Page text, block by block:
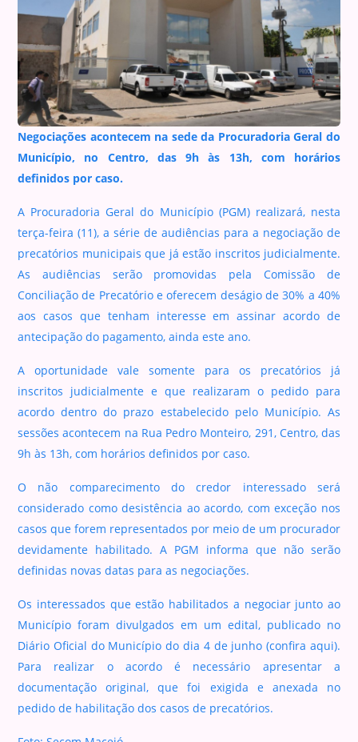
Negociações acontecem na sede da Procuradoria Geral do
Município, no Centro, das 9h às 13h, com horários
definidos por caso.
A Procuradoria Geral do Município (PGM) realizará, nesta
terça-feira (11), a série de audiências para a negociação de
precatórios municipais que já estão inscritos judicialmente.
As audiências serão promovidas pela Comissão de
Conciliação de Precatório e oferecem deságio de 30% a 40%
aos casos que tenham interesse em assinar acordo de
antecipação do pagamento, ainda este ano.
A oportunidade vale somente para os precatórios já
inscritos judicialmente e que realizaram o pedido para
acordo dentro do prazo estabelecido pelo Município. As
sessões acontecem na Rua Pedro Monteiro, 291, Centro, das
9h às 13h, com horários definidos por caso.
O não comparecimento do credor interessado será
considerado como desistência ao acordo, com exceção nos
casos que forem representados por meio de um procurador
devidamente habilitado. A PGM informa que não serão
definidas novas datas para as negociações.
Os interessados que estão habilitados a negociar junto ao
Município foram divulgados em um edital, publicado no
Diário Oficial do Município do dia 4 de junho (confira aqui).
Para realizar o acordo é necessário apresentar a
documentação original, que foi exigida e anexada no
pedido de habilitação dos casos de precatórios.